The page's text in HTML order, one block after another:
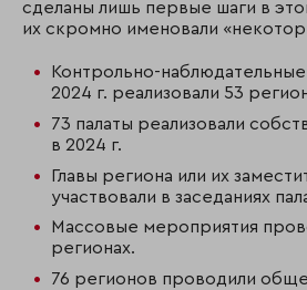
сделаны лишь первые шаги в
их скромно именовали
Контрольно-
2024 г. реализовали 53
73 палаты реализовали
в 2024 г.
Главы региона или их
участвовали в заседаниях
Массовые мероприятия
регионах.
76 регионов проводили